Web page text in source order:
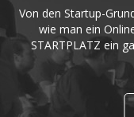
Von den Startup-
wie man ein
STARTPLATZ ein